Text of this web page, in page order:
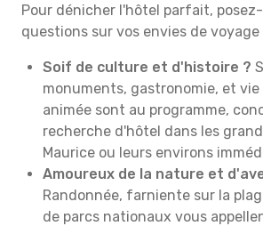
Pour dénicher l'hôtel parfait,
questions sur vos envies de voyage
Soif de culture et d'histoire ?
monuments, gastronomie, et
animée sont au programme,
recherche d'hôtel dans les
Maurice ou leurs environs
Amoureux de la nature et
Randonnée, farniente sur la
de parcs nationaux vous